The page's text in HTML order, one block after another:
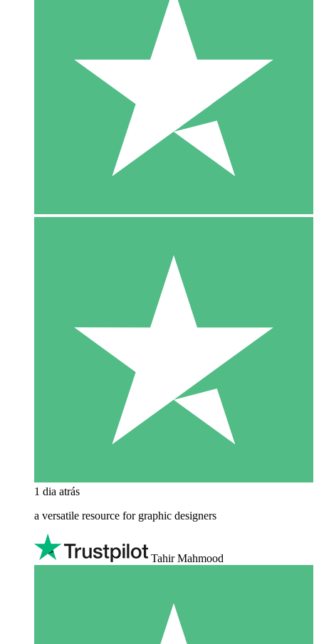
1 dia atrás
a versatile resource for graphic designers
Tahir Mahmood